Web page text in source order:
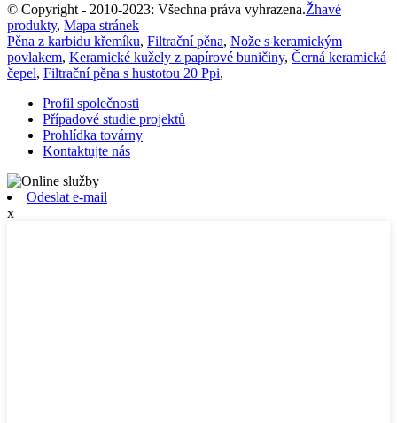
© Copyright - 2010-2023: Všechna práva vyhrazena.Žhavé
produkty, Mapa stránek
Pěna z karbidu křemíku, Filtrační pěna, Nože s keramickým
povlakem, Keramické kužely z papírové buničiny, Černá keramická
čepel, Filtrační pěna s hustotou 20 Ppi,
Profil společnosti
Případové studie projektů
Prohlídka továrny
Kontaktujte nás
Odeslat e-mail
x